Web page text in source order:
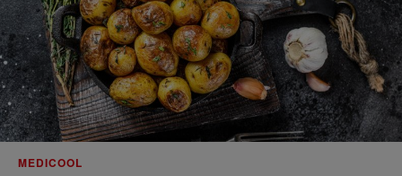
MEDICOOL